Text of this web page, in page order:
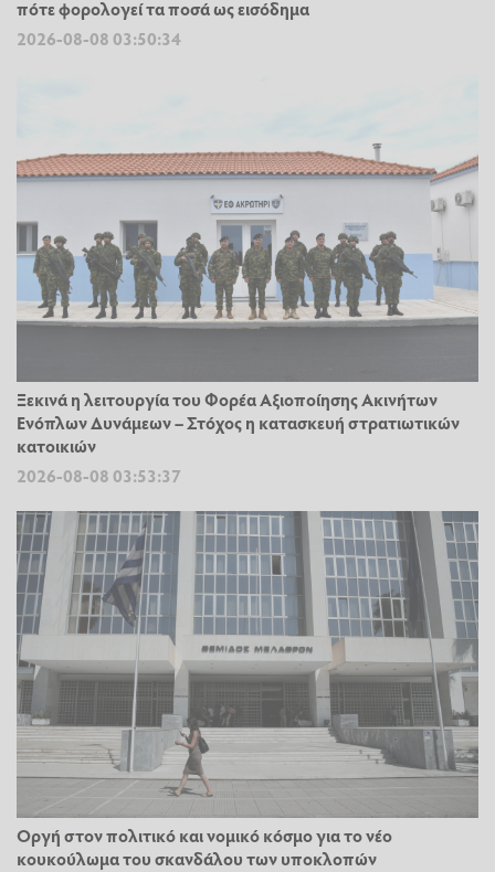
πότε φορολογεί τα ποσά ως εισόδημα
2026-08-08 03:50:34
Ξεκινά η λειτουργία του Φορέα Αξιοποίησης Ακινήτων
Ενόπλων Δυνάμεων – Στόχος η κατασκευή στρατιωτικών
κατοικιών
2026-08-08 03:53:37
Οργή στον πολιτικό και νομικό κόσμο για το νέο
κουκούλωμα του σκανδάλου των υποκλοπών